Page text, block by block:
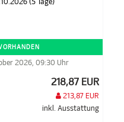
(5 Tage)
2026, 09:30 Uhr
218,87 EUR
213,87 EUR
inkl. Ausstattung